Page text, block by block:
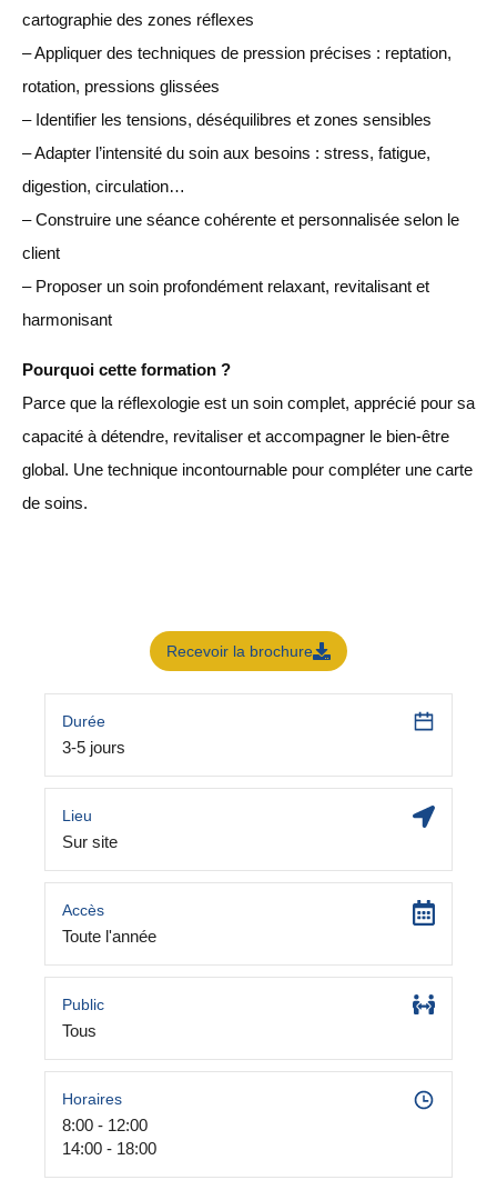
cartographie des zones réflexes
– Appliquer des techniques de pression précises : reptation,
rotation, pressions glissées
– Identifier les tensions, déséquilibres et zones sensibles
– Adapter l’intensité du soin aux besoins : stress, fatigue,
digestion, circulation…
– Construire une séance cohérente et personnalisée selon le
client
– Proposer un soin profondément relaxant, revitalisant et
harmonisant
Pourquoi cette formation ?
Parce que la réflexologie est un soin complet, apprécié pour sa
capacité à détendre, revitaliser et accompagner le bien-être
global. Une technique incontournable pour compléter une carte
de soins.
Recevoir la brochure
Durée
3-5 jours
Lieu
Sur site
Accès
Toute l'année
Public
Tous
Horaires
8:00 - 12:00
14:00 - 18:00